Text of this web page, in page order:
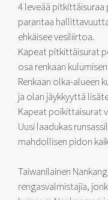
4 leveää
parantaa
ehkäisee vesiliirtoa.
Kapeat pitkittäisurat
osa renkaan
Renkaan olka-alueen
ja olan jäykkyyttä
Kapeat poikittaisurat
Uusi laadukas
mahdollisen pidon
Taiwanilainen
rengasvalmistajia,